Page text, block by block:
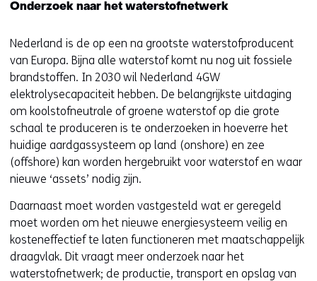
Onderzoek naar het waterstofnetwerk
Nederland is de op een na grootste waterstofproducent
van Europa. Bijna alle waterstof komt nu nog uit fossiele
brandstoffen. In 2030 wil Nederland 4GW
elektrolysecapaciteit hebben. De belangrijkste uitdaging
om koolstofneutrale of groene waterstof op die grote
schaal te produceren is te onderzoeken in hoeverre het
huidige aardgassysteem op land (onshore) en zee
(offshore) kan worden hergebruikt voor waterstof en waar
nieuwe ‘assets’ nodig zijn.
Daarnaast moet worden vastgesteld wat er geregeld
moet worden om het nieuwe energiesysteem veilig en
kosteneffectief te laten functioneren met maatschappelijk
draagvlak. Dit vraagt meer onderzoek naar het
waterstofnetwerk; de productie, transport en opslag van